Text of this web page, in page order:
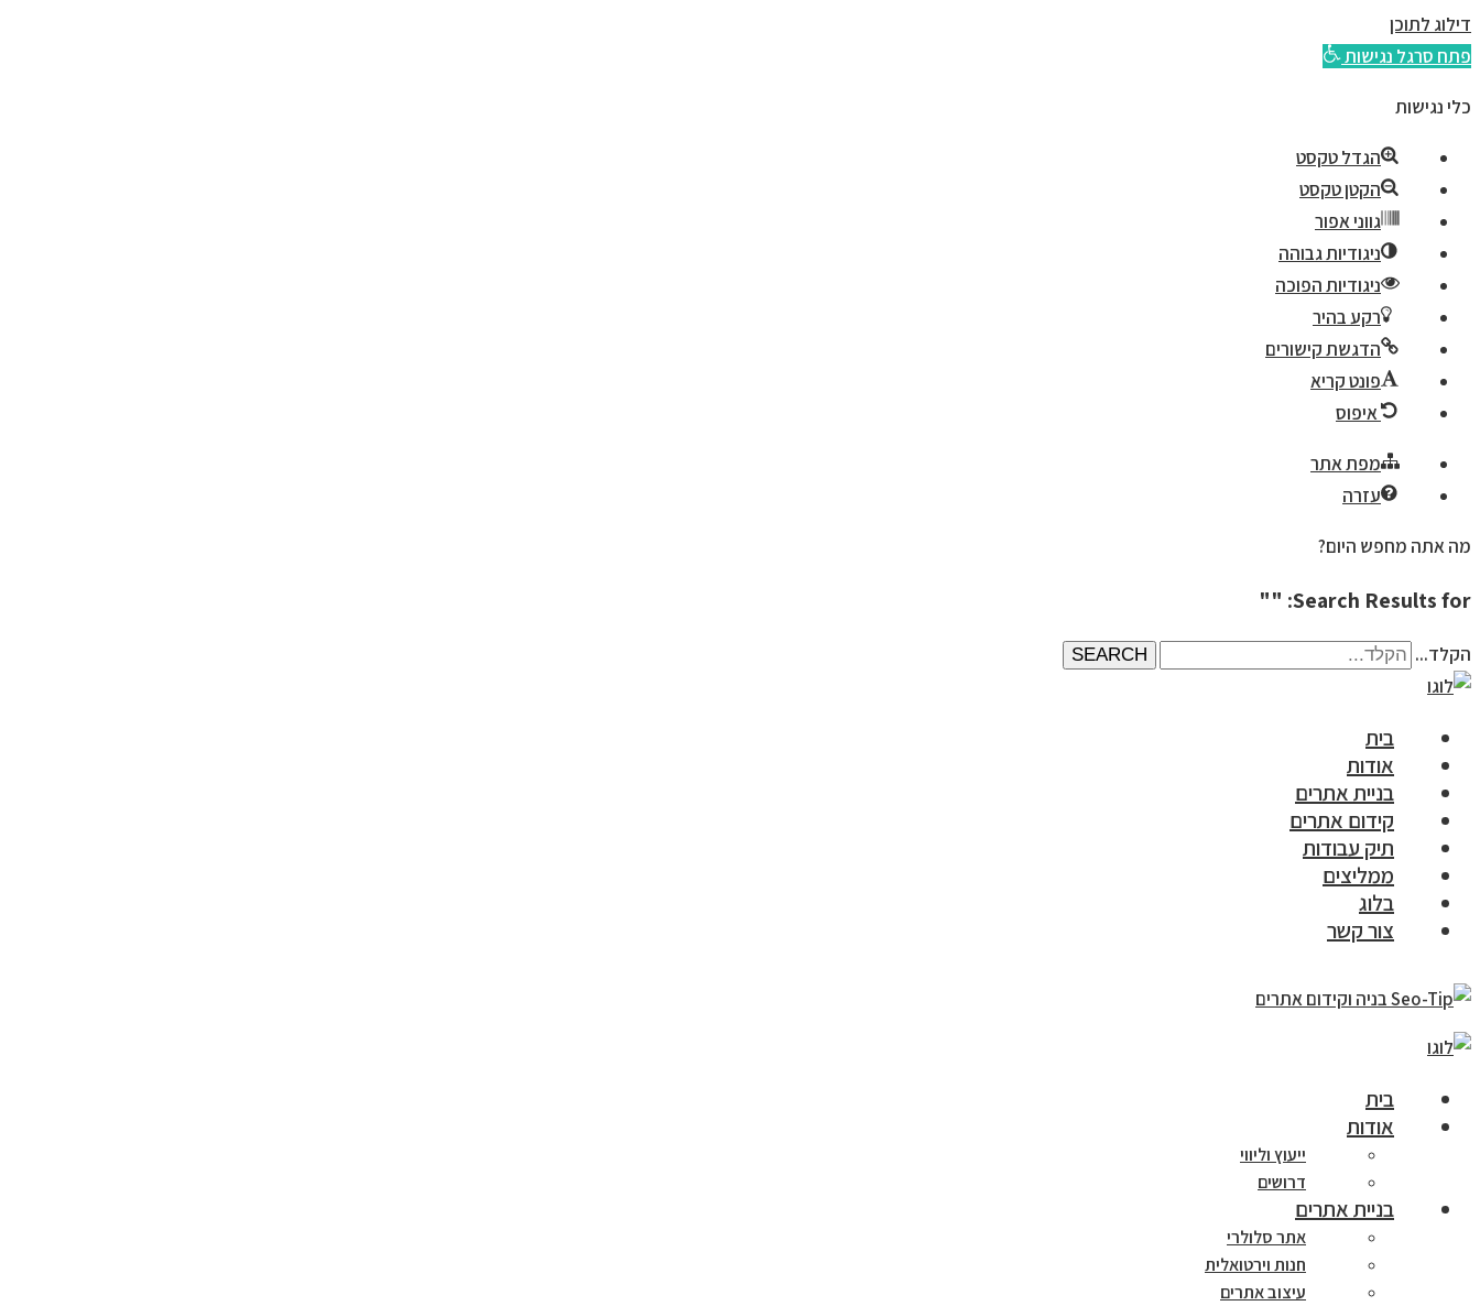
דילוג לתוכן
פתח סרגל נגישות
כלי נגישות
הגדל טקסט
הקטן טקסט
גווני אפור
ניגודיות גבוהה
ניגודיות הפוכה
רקע בהיר
הדגשת קישורים
פונט קריא
איפוס
מפת אתר
עזרה
מה אתה מחפש היום?
Search Results for: ""
הקלד... SEARCH
בית
אודות
בניית אתרים
קידום אתרים
תיק עבודות
ממליצים
בלוג
צור קשר
בית
אודות
ייעוץ וליווי
דרושים
בניית אתרים
אתר סלולרי
חנות וירטואלית
עיצוב אתרים